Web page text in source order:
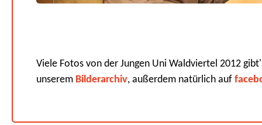
Viele Fotos von der Jungen Uni Waldviertel 2012
unserem Bilderarchiv, außerdem natürlich auf